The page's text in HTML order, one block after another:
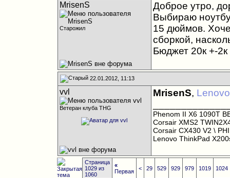
MrisenS
Старожил
Доброе утро,
Выбираю
15 дюймов.
сборкой,
Бюджет 20к +-2к
22.01.2012, 11:13
vvl
Ветеран клуба THG
MrisenS,
Phenom II X6 1090T
Corsair XMS2
Corsair CX430 V2 \
Lenovo ThinkPad
Страница
1029 из
1060
«
Первая
< 29 529 929 979 1019 1024